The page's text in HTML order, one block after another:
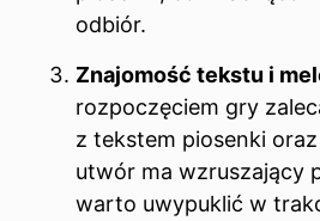
odbiór.
Znajomość tekstu i
rozpoczęciem gry
z tekstem piosenki
utwór ma wzruszający
warto uwypuklić w